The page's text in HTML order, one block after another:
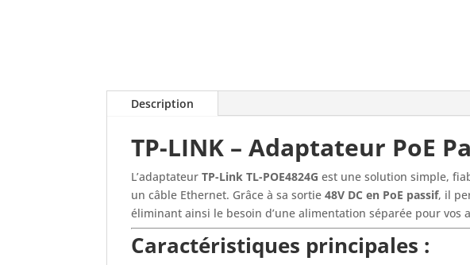
Description
TP-LINK – Adaptateur PoE
L’adaptateurTP-Link TL-POE4824G est une solution simple,
un câble Ethernet. Grâce à sa sortie48V DC en PoE passif, il
éliminant ainsi le besoin d’une alimentation séparée pour vos
Caractéristiques principales :